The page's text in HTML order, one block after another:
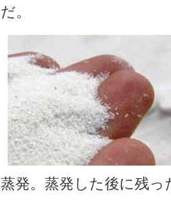
だ。
蒸発。蒸発した後に残